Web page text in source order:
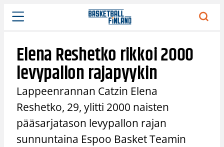
Siirry
sisältöön
Elena Reshetko rikkoi 2000
levypallon rajapyykin
Lappeenrannan Catzin Elena
Reshetko, 29, ylitti 2000 naisten
pääsarjatason levypallon rajan
sunnuntaina Espoo Basket Teamin